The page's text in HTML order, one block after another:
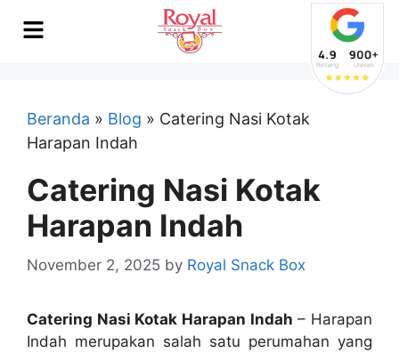
Beranda » Blog » Catering Nasi Kotak
Harapan Indah
Catering Nasi Kotak
Harapan Indah
November 2, 2025 by Royal Snack Box
Catering Nasi Kotak Harapan Indah – Harapan
Indah merupakan salah satu perumahan yang